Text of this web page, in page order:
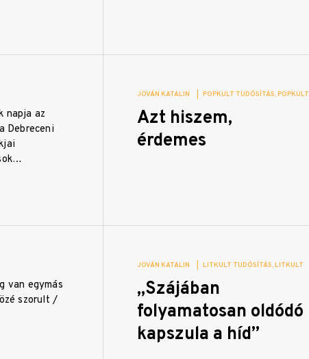
napja az
Debreceni
JOVÁN KATALIN POPKULT TUDÓSÍTÁS POPKULT
Azt hiszem,
érdemes
van egymás
szorult /
JOVÁN KATALIN LITKULT TUDÓSÍTÁS LITKULT
„Szájában
folyamatosan oldódó
kapszula a híd”